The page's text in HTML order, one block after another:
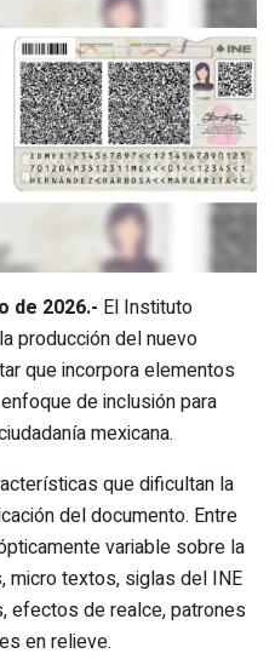
de 2026.- El Instituto
producción del nuevo
que incorpora elementos
de inclusión para
mexicana.
que dificultan la
del documento. Entre
variable sobre la
textos, siglas del INE
efectos de realce, patrones
en relieve.